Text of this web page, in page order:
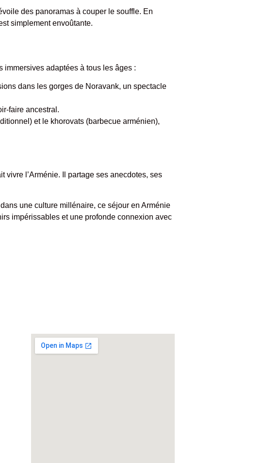
des panoramas à couper le souffle. En
simplement envoûtante.
immersives adaptées à tous les âges :
dans les gorges de Noravank, un spectacle
faire ancestral.
et le khorovats (barbecue arménien),
vivre l’Arménie. Il partage ses anecdotes, ses
une culture millénaire, ce séjour en Arménie
impérissables et une profonde connexion avec